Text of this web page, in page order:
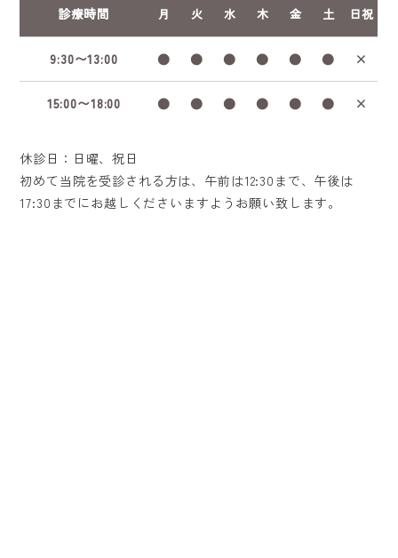
診療時間 月 火 水 木 金 土 日祝
9:30〜13:00 ● ● ● ● ● ● ×
15:00〜18:00 ● ● ● ● ● ● ×
休診日：日曜、祝日
初めて当院を受診される方は、午前は12:30まで、午後は
17:30までにお越しくださいますようお願い致します。